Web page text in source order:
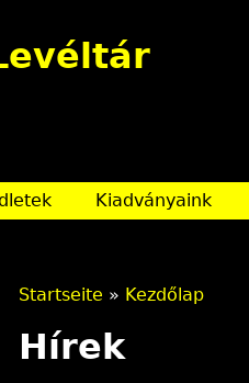
Startseite » Kezdőlap
Hírek
Kiadványaink